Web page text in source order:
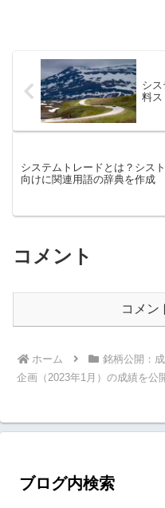
シ
料ス
システムトレードとは？シス
向けに関連用語の辞典を作成
コメント
コメン
ホーム 銘柄公開：
企画（2023年1月）の成績を公
ブログ内検索